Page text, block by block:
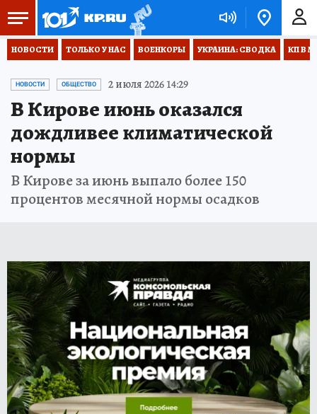
НОВОСТИ ТОЛЬКО У НАС ВОЕНКОРЫ УКРАИНА: СВОДКА КП В
НОВОСТИ ОБЩЕСТВО 2 июля 2026 14:29
В Кирове июнь оказался
дождливее климатической
нормы
В Кирове за июнь выпало более 150
процентов месячной нормы осадков